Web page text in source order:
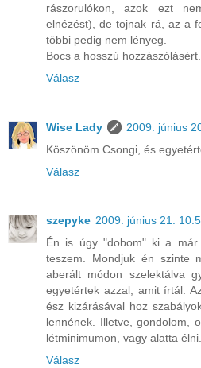
rászorulókon, azok ezt
elnézést), de tojnak rá, az a
többi pedig nem lényeg.
Bocs a hosszú hozzászólásért.
Válasz
Wise Lady
2009. június
Köszönöm Csongi, és
Válasz
szepyke 2009. június 21.
Én is úgy "dobom" ki a
teszem. Mondjuk én szinte
aberált módon szelektálva
egyetértek azzal, amit írtál.
ész kizárásával hoz
lennének. Illetve, gondolom,
létminimumon, vagy alatta
Válasz